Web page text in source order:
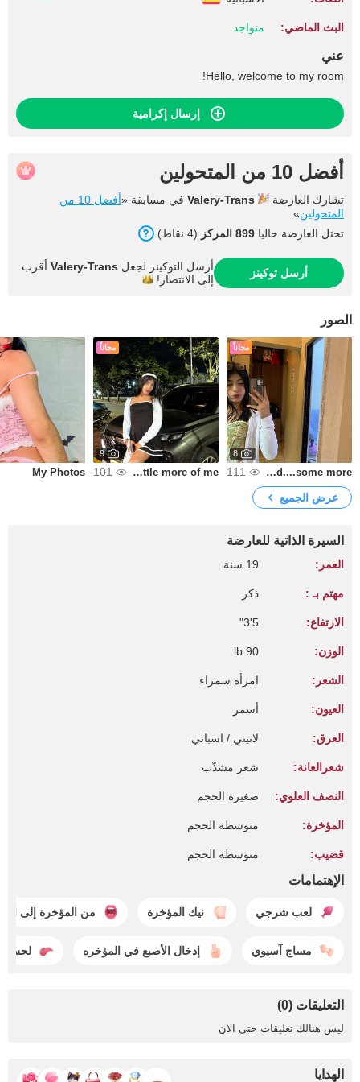
البث الماضي: متواجد
عني
Hello, welcome to my room!
إرسال إكرامية
أفضل 10 من المتحولين
تشارك العارضة Valery-Trans في مسابقة «
أفضل 10 من
المتحولين».
تحتل العارضة حاليا 899 المركز (4 نقاط).
أرسل توكينز أرسل التوكينز لجعل Valery-Trans أقرب
إلى الانتصار!
الصور
مجاناً
8
and....some more 😏💋
111
مجاناً
9
A little more of me 🌸😏
101
My Photos
عرض الجميع
السيرة الذاتية للعارضة
العمر: 19 سنة
مهتم بـ : ذكر
الارتفاع: 5'3"
الوزن: 90 lb
الشعر: امرأة سمراء
العيون: أسمر
العرق: لاتيني / اسباني
شعرالعانة: شعر مشذّب
النصف العلوي: صغيرة الحجم
المؤخرة: متوسطة الحجم
قضيب: متوسطة الحجم
الإهتمامات
لعب شرجي نيك المؤخرة من المؤخرة إلى
مساج آسيوي إدخال الأصبع في المؤخره لحس
التعليقات (0)
ليس هنالك تعليقات حتى الان
الهدايا